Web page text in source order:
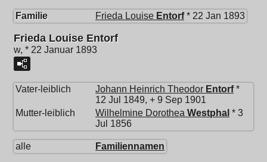
Familie Frieda Louise Entorf* 22 Jan 1893
Frieda Louise Entorf
w, * 22 Januar 1893
Vater-leiblich Johann Heinrich Theodor Entorf*
12 Jul 1849, + 9 Sep 1901
Mutter-leiblich
Wilhelmine Dorothea Westphal * 3
Jul 1856
alle Familiennamen